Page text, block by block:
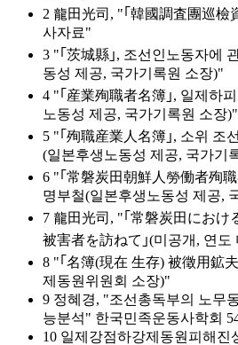
2 龍田光司, "｢韓國調査團巡檢
사자료"
3 "｢茨城縣｣, 조선인노동자에
동성 제공, 국가기록원 소장)"
4 "｢産業殉職者名簿｣, 일제하
노동성 제공, 국가기록원 소장)"
5 "｢殉職産業人名簿｣, 소위 조
(일본후생노동성 제공, 국가기
6 "｢常磐炭田朝鮮人勞働者殉
명부철(일본후생노동성 제공,
7 龍田光司, "｢常磐炭田におけ
被害者を訪ねて｣(미공개, 연도
8 "｢名簿(現在 生存) 被徵用鉱
제동원위원회 소장)"
9 정혜경, "조선총독부의 노무
능분석" 한국민족운동사학회
10 일제강점하강제동원피해진